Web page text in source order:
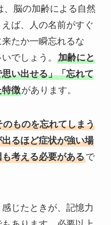
脳の加齢による自然
ば、人の名前がすぐ
たか一瞬忘れるな
でしょう。 加齢にと
い出せる」「忘れて
特徴があります。
ものを忘れてしまう
るほど症状が強い場
考える必要があるで
感じたときが、記憶力